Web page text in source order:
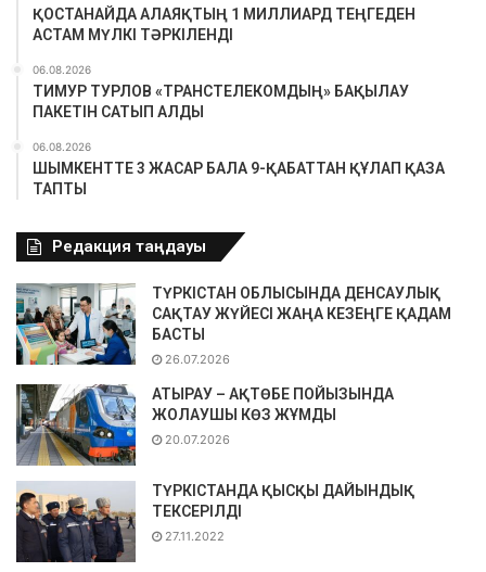
ҚОСТАНАЙДА АЛАЯҚТЫҢ 1 МИЛЛИАРД ТЕҢГЕДЕН
АСТАМ МҮЛКІ ТӘРКІЛЕНДІ
06.08.2026
ТИМУР ТУРЛОВ «ТРАНСТЕЛЕКОМДЫҢ» БАҚЫЛАУ
ПАКЕТІН САТЫП АЛДЫ
06.08.2026
ШЫМКЕНТТЕ 3 ЖАСАР БАЛА 9-ҚАБАТТАН ҚҰЛАП ҚАЗА
ТАПТЫ
Редакция таңдауы
ТҮРКІСТАН ОБЛЫСЫНДА ДЕНСАУЛЫҚ
САҚТАУ ЖҮЙЕСІ ЖАҢА КЕЗЕҢГЕ ҚАДАМ
БАСТЫ
26.07.2026
АТЫРАУ – АҚТӨБЕ ПОЙЫЗЫНДА
ЖОЛАУШЫ КӨЗ ЖҰМДЫ
20.07.2026
ТҮРКІСТАНДА ҚЫСҚЫ ДАЙЫНДЫҚ
ТЕКСЕРІЛДІ
27.11.2022